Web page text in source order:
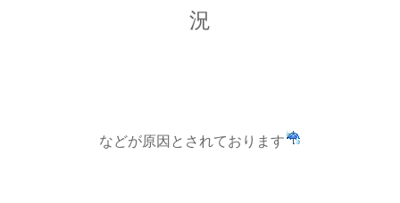
況
などが原因とされております